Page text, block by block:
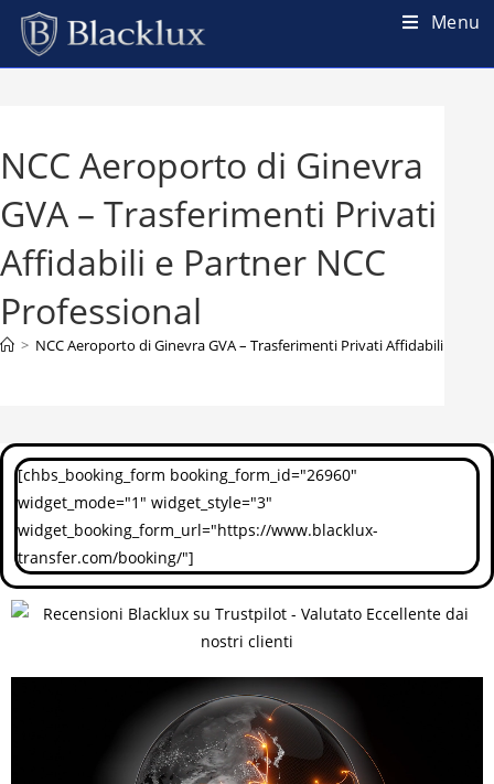
Menu
NCC Aeroporto di Ginevra
GVA – Trasferimenti Privati
Affidabili e Partner NCC
Professional
> NCC Aeroporto di Ginevra GVA – Trasferimenti Privati Affidabili e
[chbs_booking_form booking_form_id="26960"
widget_mode="1" widget_style="3"
widget_booking_form_url="https://www.blacklux-
transfer.com/booking/"]